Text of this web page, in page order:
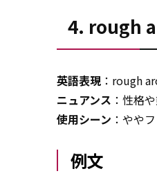
4. rough
英語表現 ：rough
ニュアンス ：性格
使用シーン ：やや
例文